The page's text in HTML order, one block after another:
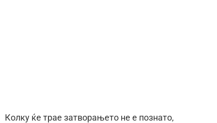
Колку ќе трае затворањето не е познато,